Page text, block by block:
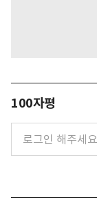
100자평